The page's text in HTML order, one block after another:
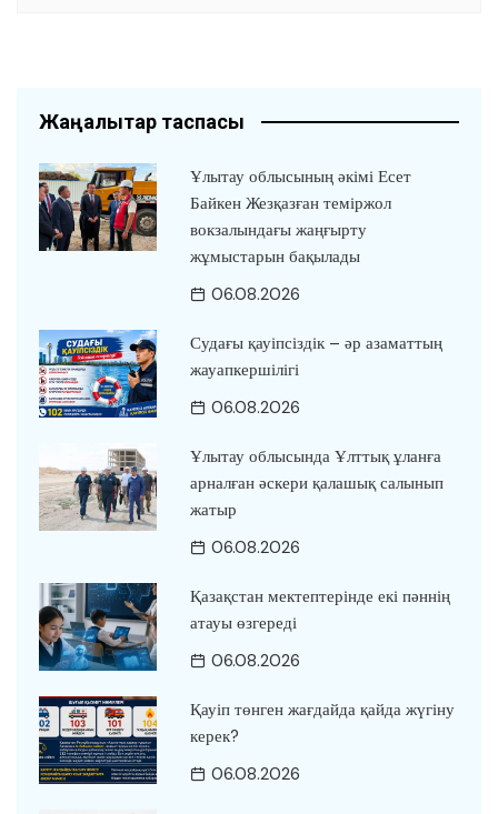
Жаңалықтар таспасы
Ұлытау облысының әкімі Есет
Байкен Жезқазған теміржол
вокзалындағы жаңғырту
жұмыстарын бақылады
06.08.2026
Судағы қауіпсіздік – әр азаматтың
жауапкершілігі
06.08.2026
Ұлытау облысында Ұлттық ұланға
арналған әскери қалашық салынып
жатыр
06.08.2026
Қазақстан мектептерінде екі пәннің
атауы өзгереді
06.08.2026
Қауіп төнген жағдайда қайда жүгіну
керек?
06.08.2026